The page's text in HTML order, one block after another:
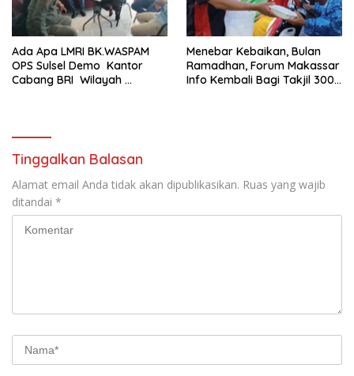
Ada Apa LMRI BK.WASPAM
OPS Sulsel Demo Kantor
Cabang BRI Wilayah
Menebar Kebaikan, Bulan
Ramadhan, Forum Makassar
Info Kembali Bagi Takjil 300
Tinggalkan Balasan
Alamat email Anda tidak akan dipublikasikan. Ruas yang wajib
ditandai *